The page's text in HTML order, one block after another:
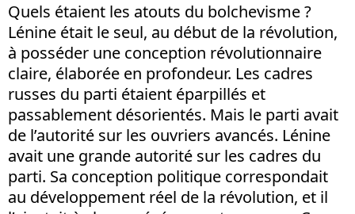
Quels étaient les atouts du bolchevisme ?
Lénine était le seul, au début de la révolution,
à posséder une conception révolutionnaire
claire, élaborée en profondeur. Les cadres
russes du parti étaient éparpillés et
passablement désorientés. Mais le parti avait
de l’autorité sur les ouvriers avancés. Lénine
avait une grande autorité sur les cadres du
parti. Sa conception politique correspondait
au développement réel de la révolution, et il